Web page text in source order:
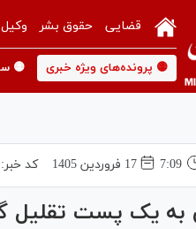
قضایی حقوق بشر وکیل
🟡 پرونده‌های ویژه خبری 🟡
7:09 17 فروردين 1405 کد خبر:
یک پست تقلیل